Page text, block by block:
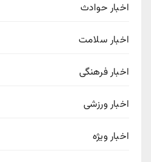
اخبار حوادث
اخبار سلامت
اخبار فرهنگی
اخبار ورزشی
اخبار ویژه